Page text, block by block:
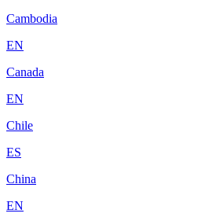
Cambodia
EN
Canada
EN
Chile
ES
China
EN